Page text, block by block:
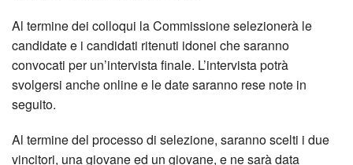
Al termine dei colloqui la Commissione selezionerà le
candidate e i candidati ritenuti idonei che saranno
convocati per un’intervista finale. L’intervista potrà
svolgersi anche online e le date saranno rese note in
seguito.
Al termine del processo di selezione, saranno scelti i due
vincitori, una giovane ed un giovane, e ne sarà data